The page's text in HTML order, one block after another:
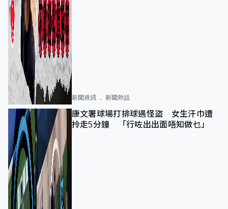
新聞資訊 新聞熱話
康文署球場打排球遇怪盜 女生汗巾遭
拎走5分鐘 「行咗出出面唔知做乜」